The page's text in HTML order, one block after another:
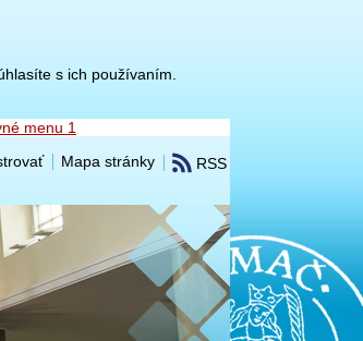
s ich používaním.
menu 1
RSS
Mapa stránky